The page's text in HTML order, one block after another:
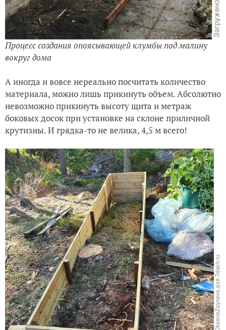
Процесс создания опоясывающей клумбы под малину
вокруг дома
А иногда и вовсе нереально посчитать количество
материала, можно лишь прикинуть объем. Абсолютно
невозможно прикинуть высоту щита и метраж
боковых досок при установке на склоне приличной
крутизны. И грядка-то не велика, 4,5 м всего!